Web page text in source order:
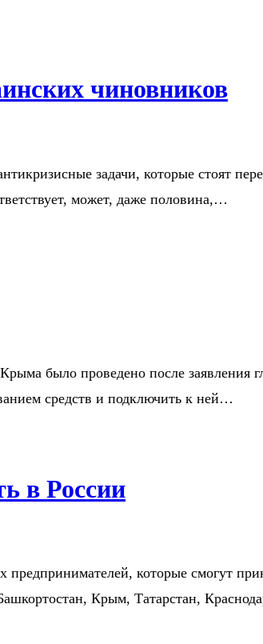
чиновников
задачи, которые стоят
может, даже половина,…
было проведено после заявления
средств и подключить к ней…
в России
предпринимателей, которые смогут
Крым, Татарстан,